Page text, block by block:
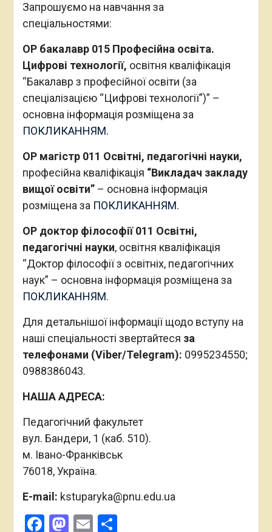
Запрошуємо на навчання за
спеціальностями:
ОР бакалавр 015 Професійна освіта.
Цифрові технології, освітня кваліфікація
“Бакалавр з професійної освіти (за
спеціалізацією “Цифрові технології”)” –
основна інформація розміщена за
ПОКЛИКАННЯМ.
ОР магістр 011 Освітні, педагогічні науки,
професійна кваліфікація “Викладач закладу
вищої освіти” – основна інформація
розміщена за ПОКЛИКАННЯМ.
ОР доктор філософії 011 Освітні,
педагогічні науки, освітня кваліфікація
“Доктор філософії з освітніх, педагогічних
наук” – основна інформація розміщена за
ПОКЛИКАННЯМ.
Для детальнішої інформації щодо вступу на
наші спеціальності звертайтеся за
телефонами (Viber/Telegram): 0995234550;
0988386043.
НАША АДРЕСА:
Педагогічний факультет
вул. Бандери, 1 (каб. 510).
м. Івано-Франківськ
76018, Україна.
E-mail: kstuparyka@pnu.edu.ua
Facebook
Mastodon
EmailПоділитися